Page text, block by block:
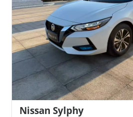
Nissan Sylphy